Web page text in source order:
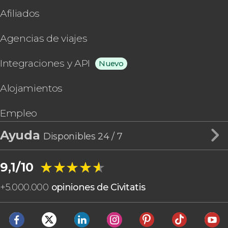
Afiliados
Agencias de viajes
Integraciones y API Nuevo
Alojamientos
Empleo
Ayuda Disponibles 24 / 7
9,1/10 ★★★★★
★★★★★
+5.000.000 opiniones de Civitatis